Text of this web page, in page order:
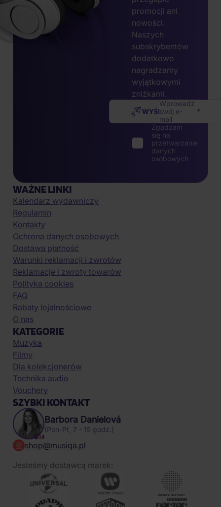
promocji ani
nowości.
Naszych
subskrybentów
dodatkowo
nagradzamy
wyjątkowymi
zniżkami.
Wprowadź
swój e-
mail
WYŚLIJ
Zgadzam
się na
przetwarzanie
danych
osobowych
WAŻNE LINKI
Kalendarz wydawniczy
Regulamin
Kontakty
Ochrona danych osobowych
Dostawa płatność
Warunki reklamacji i zwrotów
Reklamacje i zwroty towarów
Polityka cookies
FAQ
Rabaty lojalnościowe
O nas
KATEGORIE
Muzyka
Filmy
Dla kolekcjonerów
Technika audio
Vouchery
SZYBKI KONTAKT
Barbora Danielová
(Pon-Pt, 7 - 15 godz.)
shop@musiqa.pl
Jesteśmy dostawcą marek: